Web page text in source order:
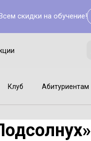
скидки на обучение!
Клуб Абитуриентам
Мастер-классы